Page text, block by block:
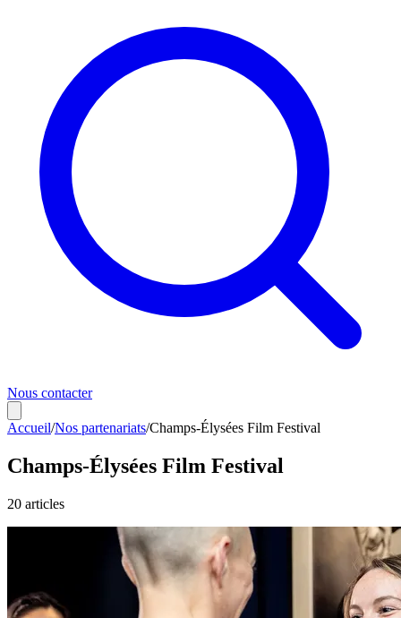
Nous contacter
Accueil/Nos partenariats/Champs-Élysées Film Festival
Champs-Élysées Film Festival
20 articles